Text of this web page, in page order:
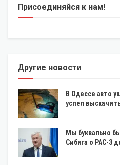
Присоединяйся к нам!
Другие новости
В Одессе авто
успел
Мы буквально
Сибига о PAC-3